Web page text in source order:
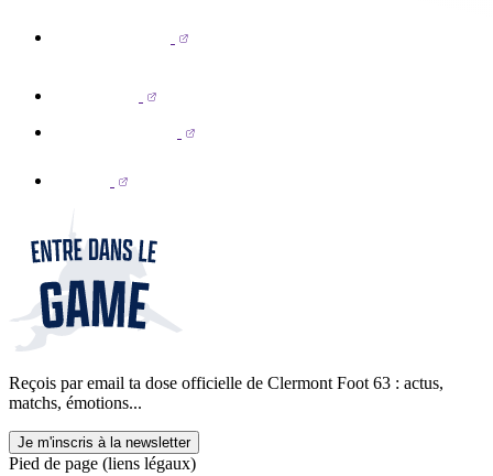
Reçois par email ta dose officielle de Clermont Foot 63 : actus,
matchs, émotions...
Je m'inscris à la newsletter
Pied de page (liens légaux)